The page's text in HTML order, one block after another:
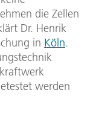
die Zellen
Dr. Henrik
in Köln.
werden